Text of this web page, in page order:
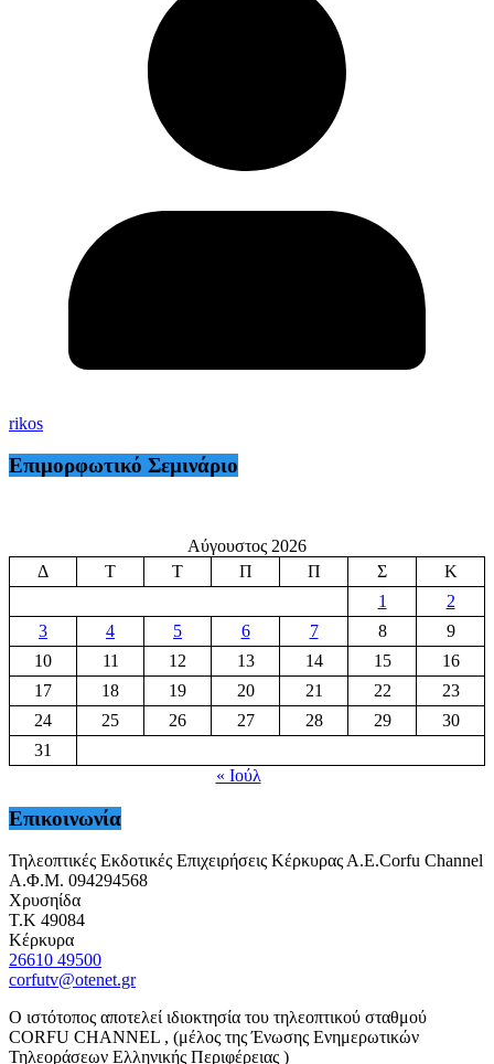
rikos
Επιμορφωτικό Σεμινάριο
Αύγουστος 2026
Δ
Τ Τ Π Π Σ
Κ
1
2
3
4 5 6 7 8
9
10
11 12 13 14 15
16
17
18 19 20 21 22
23
24
25 26 27 28 29
30
31
« Ιούλ
Επικοινωνία
Τηλεοπτικές Εκδοτικές Επιχειρήσεις Κέρκυρας Α.Ε.Corfu Channel
Α.Φ.Μ. 094294568
Χρυσηίδα
Τ.Κ 49084
Κέρκυρα
26610 49500
corfutv@otenet.gr
Ο ιστότοπος αποτελεί ιδιοκτησία του τηλεοπτικού σταθμού
CORFU CHANNEL , (μέλος της Ένωσης Ενημερωτικών
Τηλεοράσεων Ελληνικής Περιφέρειας )